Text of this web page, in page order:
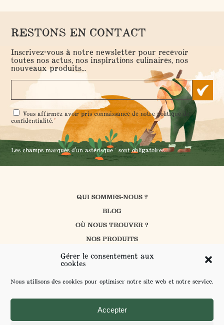
Gérer le consentement aux
cookies
Nous utilisons des cookies pour optimiser notre site web et notre service.
Accepter
RESTONS EN CONTACT
Inscrivez-vous à notre newsletter pour recevoir
toutes nos actus, nos inspirations culinaires, nos
nouveaux produits...
RGPD
*
Vous affirmez avoir pris connaissance de notrepolitique de
confidentialité.*
Les champs marqués d'un astérisque * sont obligatoires
QUI SOMMES-NOUS ?
BLOG
OÙ NOUS TROUVER ?
NOS PRODUITS
CUISINER AVEC PROSAIN
NOS ENGAGEMENTS
CONTACT
ENVOYER VOS SUGGESTIONS